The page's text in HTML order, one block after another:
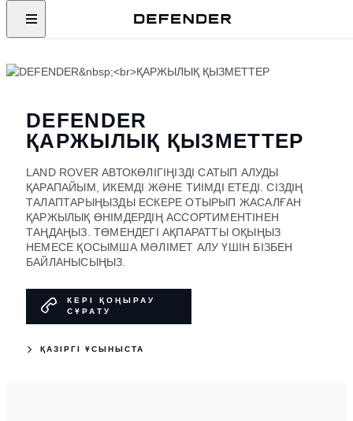
DEFENDER
ҚАРЖЫЛЫҚ ҚЫЗМЕТТЕР
LAND ROVER АВТОКӨЛІГІҢІЗДІ САТЫП АЛУДЫ
ҚАРАПАЙЫМ, ИКЕМДІ ЖӘНЕ ТИІМДІ ЕТЕДІ. СІЗДІҢ
ТАЛАПТАРЫҢЫЗДЫ ЕСКЕРЕ ОТЫРЫП ЖАСАЛҒАН
ҚАРЖЫЛЫҚ ӨНІМДЕРДІҢ АССОРТИМЕНТІНЕН
ТАҢДАҢЫЗ. ТӨМЕНДЕГІ АҚПАРАТТЫ ОҚЫҢЫЗ
НЕМЕСЕ ҚОСЫМША МӘЛІМЕТ АЛУ ҮШІН БІЗБЕН
БАЙЛАНЫСЫҢЫЗ.
КЕРІ ҚОҢЫРАУ
СҰРАТУ
ҚАЗІРГІ ҰСЫНЫСТА